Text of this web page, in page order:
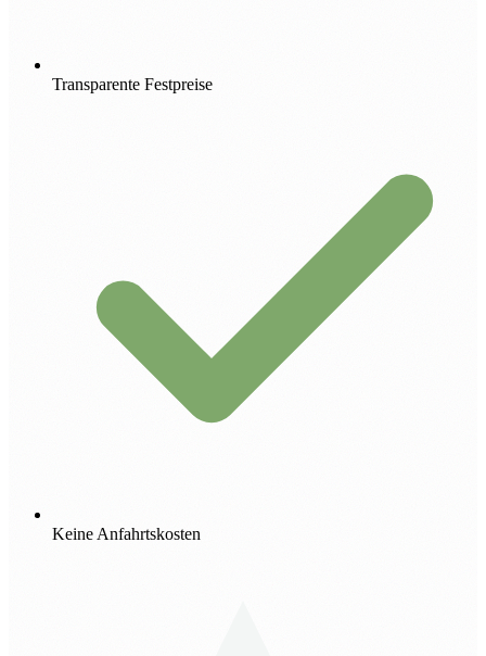
Transparente Festpreise
Keine Anfahrtskosten